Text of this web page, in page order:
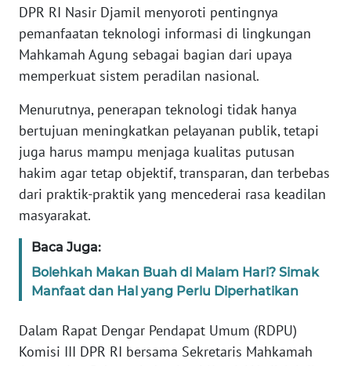
DPR RI Nasir Djamil menyoroti pentingnya
pemanfaatan teknologi informasi di lingkungan
Mahkamah Agung sebagai bagian dari upaya
memperkuat sistem peradilan nasional.
Menurutnya, penerapan teknologi tidak hanya
bertujuan meningkatkan pelayanan publik, tetapi
juga harus mampu menjaga kualitas putusan
hakim agar tetap objektif, transparan, dan terbebas
dari praktik-praktik yang mencederai rasa keadilan
masyarakat.
Baca Juga:
Bolehkah Makan Buah di Malam Hari? Simak
Manfaat dan Hal yang Perlu Diperhatikan
Dalam Rapat Dengar Pendapat Umum (RDPU)
Komisi III DPR RI bersama Sekretaris Mahkamah
BERITA
KONTAK
KAMI
INFO
IKLAN
TENTANG
KAMI
MEDIA
SIBER
KARIR